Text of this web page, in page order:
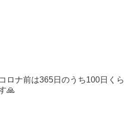
ロナ前は365日のうち100日くら
🙏